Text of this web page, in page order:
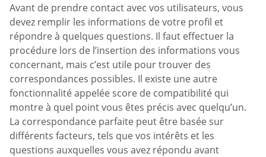
Avant de prendre contact avec vos utilisateurs, vous
devez remplir les informations de votre profil et
répondre à quelques questions. Il faut effectuer la
procédure lors de l’insertion des informations vous
concernant, mais c’est utile pour trouver des
correspondances possibles. Il existe une autre
fonctionnalité appelée score de compatibilité qui
montre à quel point vous êtes précis avec quelqu’un.
La correspondance parfaite peut être basée sur
différents facteurs, tels que vos intérêts et les
questions auxquelles vous avez répondu avant